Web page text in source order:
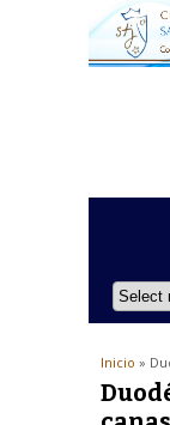
Inicio »